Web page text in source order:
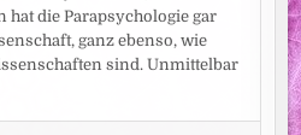
hat die Parapsychologie gar
ganz ebenso, wie
sind. Unmittelbar